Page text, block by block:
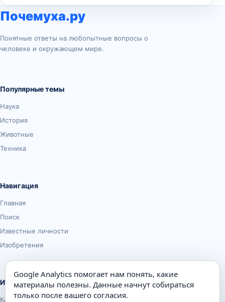
Почемуха.ру
Понятные ответы на любопытные вопросы о
человеке и окружающем мире.
Популярные темы
Наука
История
Животные
Техника
Навигация
Главная
Поиск
Известные личности
Изобретения
Информация
Карта сайта
Google Analytics помогает нам понять, какие
материалы полезны. Данные начнут собираться
только после вашего согласия.